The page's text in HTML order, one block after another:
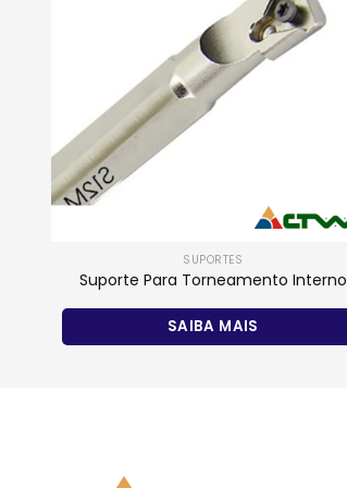
SUPORTES
Suporte Para Torneamento Interno
SAIBA MAIS